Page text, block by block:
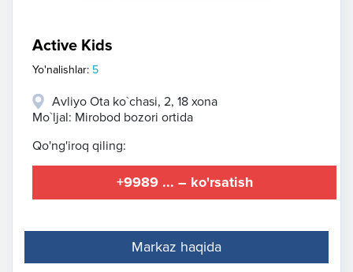
Active Kids
Yo'nalishlar: 5
Avliyo Ota ko`chasi, 2, 18 xona
Mo`ljal: Mirobod bozori ortida
Qo'ng'iroq qiling:
+9989 ... – ko'rsatish
Markaz haqida